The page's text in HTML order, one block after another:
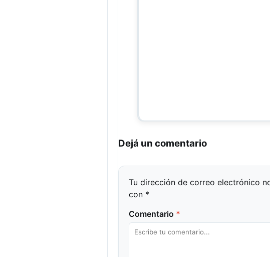
Dejá un comentario
Tu dirección de correo electrónico
con *
Comentario *